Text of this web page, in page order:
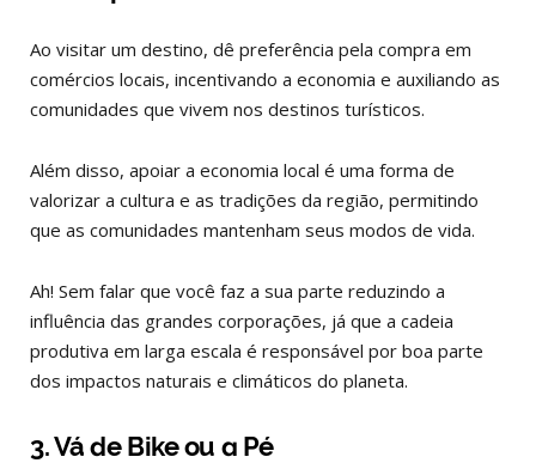
Ao visitar um destino, dê preferência pela compra em
comércios locais, incentivando a economia e auxiliando as
comunidades que vivem nos destinos turísticos.
Além disso, apoiar a economia local é uma forma de
valorizar a cultura e as tradições da região, permitindo
que as comunidades mantenham seus modos de vida.
Ah! Sem falar que você faz a sua parte reduzindo a
influência das grandes corporações, já que a cadeia
produtiva em larga escala é responsável por boa parte
dos impactos naturais e climáticos do planeta.
3. Vá de Bike ou a Pé